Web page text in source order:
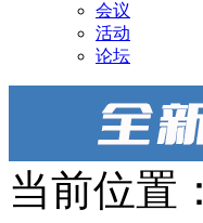
会议
活动
论坛
当前位置：